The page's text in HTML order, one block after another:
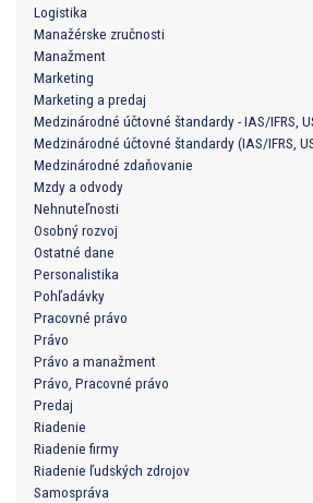
Logistika
Manažérske zručnosti
Manažment
Marketing
Marketing a predaj
Medzinárodné účtovné štandardy - IAS/IFRS,
Medzinárodné účtovné štandardy (IAS/IFRS,
Medzinárodné zdaňovanie
Mzdy a odvody
Nehnuteľnosti
Osobný rozvoj
Ostatné dane
Personalistika
Pohľadávky
Pracovné právo
Právo
Právo a manažment
Právo, Pracovné právo
Predaj
Riadenie
Riadenie firmy
Riadenie ľudských zdrojov
Samospráva